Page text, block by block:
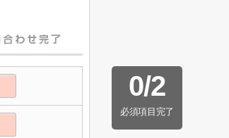
0/2
必須項目完了